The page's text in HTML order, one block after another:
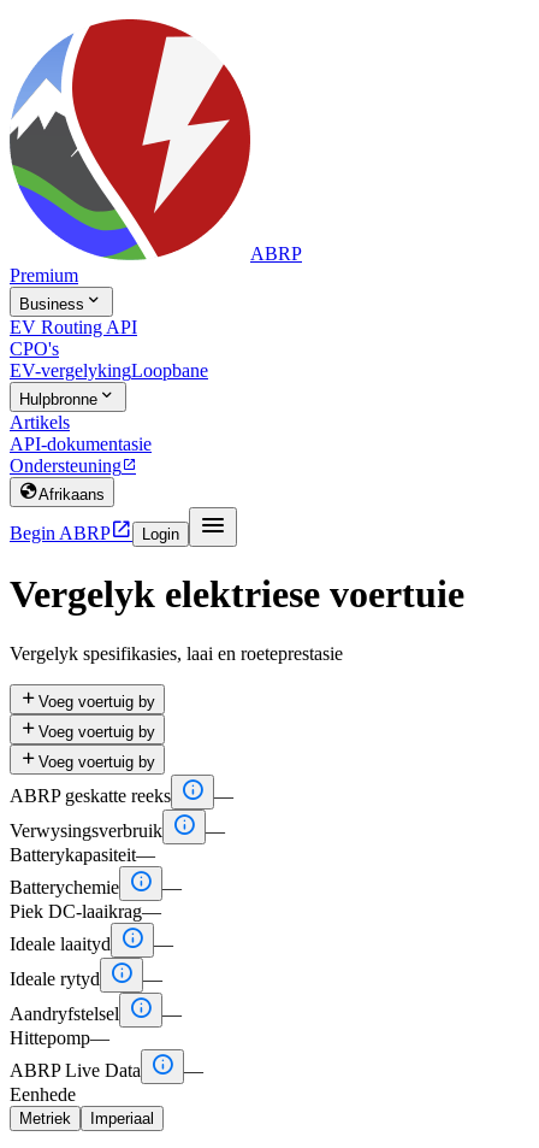
ABRP
Premium
Business 
EV Routing API
CPO's
EV-vergelykingLoopbane
Hulpbronne 
Artikels
API-dokumentasie
Ondersteuning
Afrikaans
Begin ABRP Login 
Vergelyk elektriese voertuie
Vergelyk spesifikasies, laai en roeteprestasie
 Voeg voertuig by
 Voeg voertuig by
 Voeg voertuig by
ABRP geskatte reeks  —
Verwysingsverbruik  —
Batterykapasiteit—
Batterychemie  —
Piek DC-laaikrag—
Ideale laaityd
 —
Ideale rytyd
 —
Aandryfstelsel
 —
Hittepomp—
ABRP Live Data
 —
Eenhede
Metriek Imperiaal